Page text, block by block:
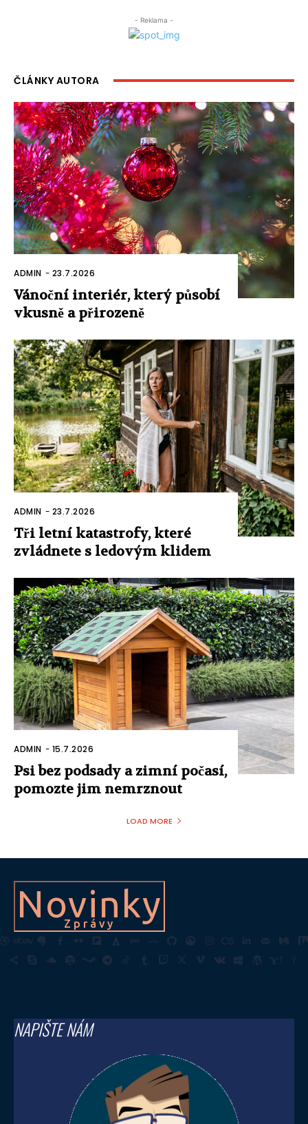
- Reklama -
ČLÁNKY AUTORA
ADMIN - 23.7.2026
Vánoční interiér, který působí
vkusně a přirozeně
ADMIN - 23.7.2026
Tři letní katastrofy, které
zvládnete s ledovým klidem
ADMIN - 15.7.2026
Psi bez podsady a zimní počasí,
pomozte jim nemrznout
LOAD MORE
Novinky
Zprávy
NAPIŠTE NÁM